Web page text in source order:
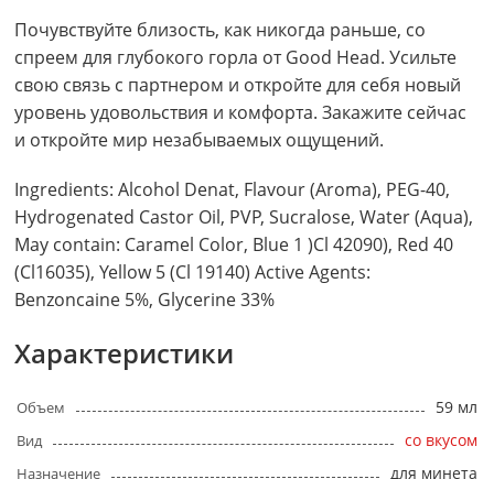
Почувствуйте близость, как никогда раньше, со
спреем для глубокого горла от Good Head. Усильте
свою связь с партнером и откройте для себя новый
уровень удовольствия и комфорта. Закажите сейчас
и откройте мир незабываемых ощущений.
Ingredients: Alcohol Denat, Flavour (Aroma), PEG-40,
Hydrogenated Castor Oil, PVP, Sucralose, Water (Aqua),
May contain: Caramel Color, Blue 1 )Cl 42090), Red 40
(Cl16035), Yellow 5 (Cl 19140) Active Agents:
Benzoncaine 5%, Glycerine 33%
Характеристики
Объем 59 мл
Вид со вкусом
Назначение для минета